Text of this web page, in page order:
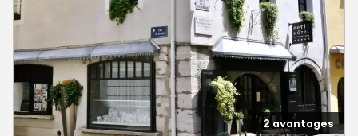
2 avantages